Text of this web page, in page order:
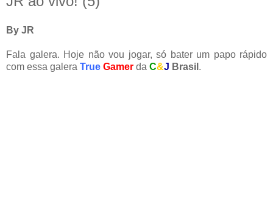
By JR
Fala galera. Hoje não vou jogar, só bater um papo rápido
com essa galera True Gamer da C&J Brasil .